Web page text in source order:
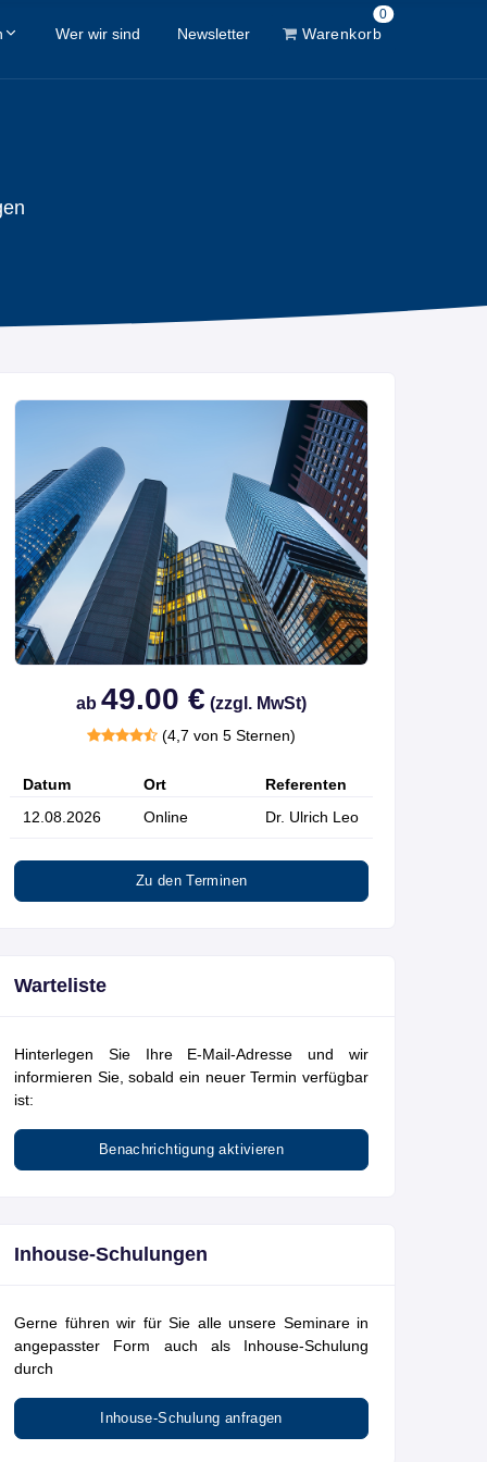
Wer wir sind Newsletter Warenkorb
0
ab 49.00 € (zzgl. MwSt)
(4,7 von 5 Sternen)
Datum Ort
Referenten
12.08.2026
Online Dr. Ulrich Leo
Zu den Terminen
Warteliste
Hinterlegen Sie Ihre E-Mail-Adresse und wir
informieren Sie, sobald ein neuer Termin verfügbar
ist:
Benachrichtigung aktivieren
Inhouse-Schulungen
Gerne führen wir für Sie alle unsere Seminare in
angepasster Form auch als Inhouse-Schulung
durch
Inhouse-Schulung anfragen